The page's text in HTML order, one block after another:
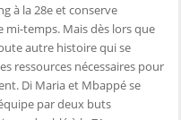
à la 28e et conserve
mi-temps. Mais dès lors que
autre histoire qui se
ressources nécessaires pour
Di Maria et Mbappé se
par deux buts